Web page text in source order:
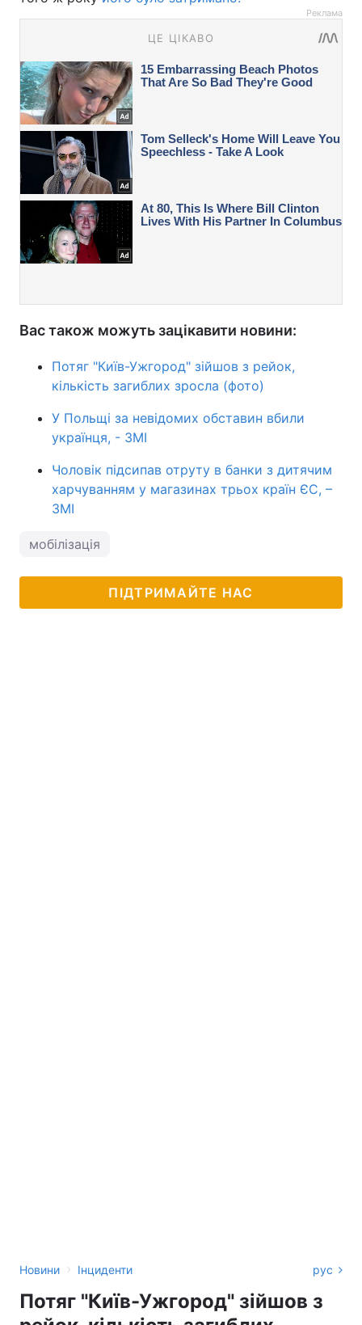
Реклама
Вас також можуть зацікавити новини:
Потяг "Київ-Ужгород" зійшов з рейок,
кількість загиблих зросла (фото)
У Польщі за невідомих обставин вбили
українця, - ЗМІ
Чоловік підсипав отруту в банки з дитячим
харчуванням у магазинах трьох країн ЄС, –
ЗМІ
мобілізація
ПІДТРИМАЙТЕ НАС
Новини › Інциденти рус
Потяг "Київ-Ужгород" зійшов з